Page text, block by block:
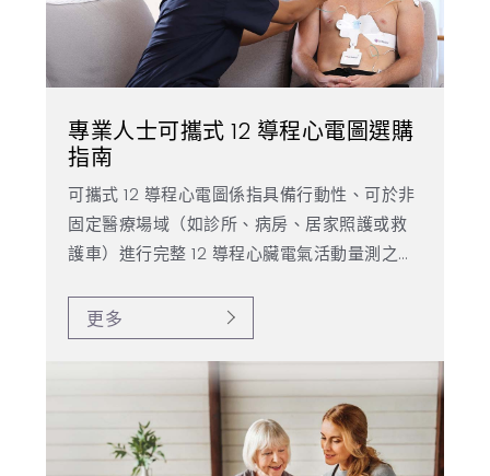
專業人士可攜式 12 導程心電圖選購
指南
可攜式 12 導程心電圖係指具備行動性、可於非
固定醫療場域（如診所、病房、居家照護或救
護車）進行完整 12 導程心臟電氣活動量測之心
化，並可透過有線或無線方式與行動裝置或電
腦連線，進行資料記錄與傳輸。
更多